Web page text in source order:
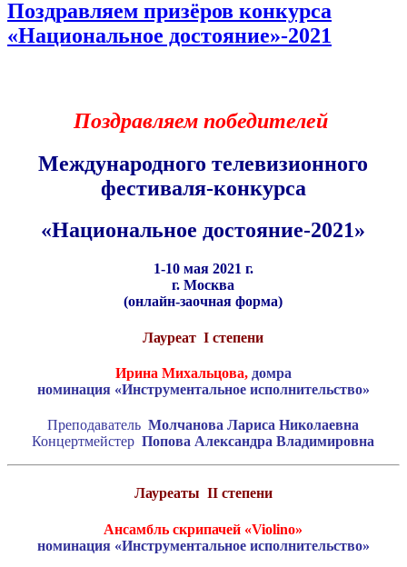
Поздравляем призёров конкурса
«Национальное достояние»-2021
Поздравляем победителей
Международного телевизионного
фестиваля-конкурса
«Национальное достояние-2021»
1-10 мая 2021 г.
г. Москва
(онлайн-заочная форма)
ЛауреатI степени
Ирина Михальцова, домра
номинация «Инструментальное исполнительство»
ПреподавательМолчанова Лариса Николаевна
Концертмейстер Попова Александра Владимировна
Лауреаты II степени
Ансамбль скрипачей «Violino»
номинация «Инструментальное исполнительство»